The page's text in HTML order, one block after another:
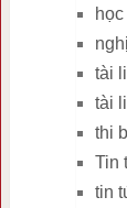
tài
tài
thi
Tin
tin